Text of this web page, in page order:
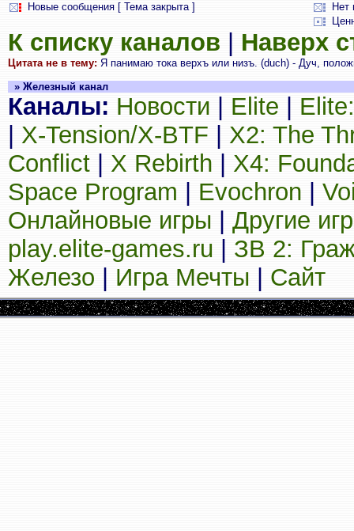
Новые сообщения [ Тема закрыта ]
Нет
К списку каналов Наверх
Цитата не в тему: Я панимаю тока верхъ или низъ. (duch) - Дуч,
» Железный канал
Каналы: Новости Elite
X-Tension/X-BTF
X2: The
Conflict
X Rebirth
X4:
Space Program
Evochron
Онлайновые игры
Другие
play.elite-games.ru
ЗВ 2:
Железо
Игра Мечты Сайт